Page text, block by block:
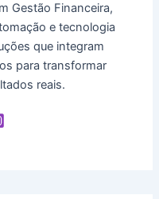
Gestão Financeira,
e tecnologia
que integram
para transformar
reais.